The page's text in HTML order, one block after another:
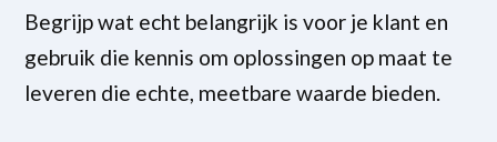
Begrijp wat echt belangrijk is voor je klant en
gebruik die kennis om oplossingen op maat te
leveren die echte, meetbare waarde bieden.